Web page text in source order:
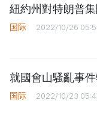
紐約州對特朗普
国际 2022/10/26
就國會山騷亂事
国际 2022/10/23